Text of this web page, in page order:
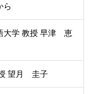
ら
大学 教授 早津 恵
望月 圭子